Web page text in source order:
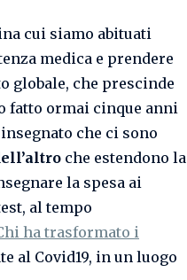
cui siamo abituati
medica e prendere
globale, che prescinde
fatto ormai cinque anni
che ci sono
che estendono la
la spesa ai
al tempo
ha trasformato i
al Covid19, in un luogo